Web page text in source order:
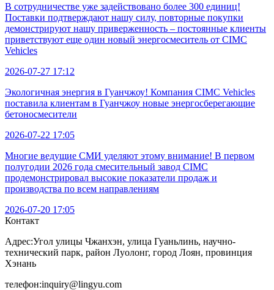
В сотрудничестве уже задействовано более 300 единиц!
Поставки подтверждают нашу силу, повторные покупки
демонстрируют нашу приверженность – постоянные клиенты
приветствуют еще один новый энергосмеситель от CIMC
Vehicles
2026-07-27 17:12
Экологичная энергия в Гуанчжоу! Компания CIMC Vehicles
поставила клиентам в Гуанчжоу новые энергосберегающие
бетоносмесители
2026-07-22 17:05
Многие ведущие СМИ уделяют этому внимание! В первом
полугодии 2026 года смесительный завод CIMC
продемонстрировал высокие показатели продаж и
производства по всем направлениям
2026-07-20 17:05
Контакт
Адрес:Угол улицы Чжанхэн, улица Гуаньлинь, научно-
технический парк, район Луолонг, город Лоян, провинция
Хэнань
телефон:inquiry@lingyu.com